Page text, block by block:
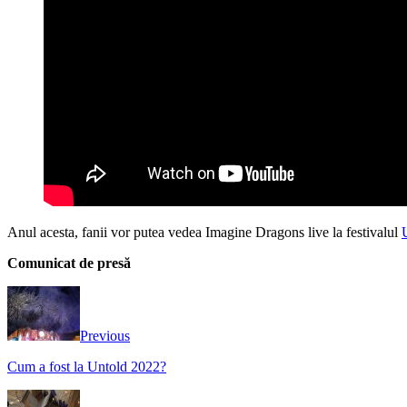
Anul acesta, fanii vor putea vedea Imagine Dragons live la festivalul
Comunicat de presă
Previous
Cum a fost la Untold 2022?